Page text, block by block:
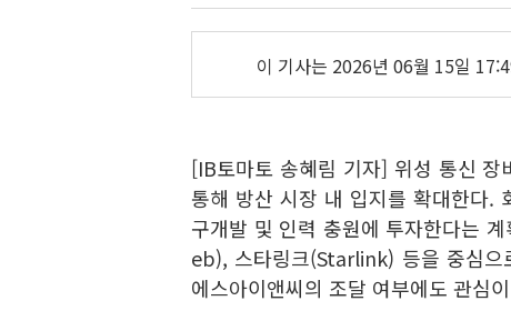
이 기사는 2026년 06월 15일
[IB토마토 송혜림 기자] 위성 통신 장
통해 방산 시장 내 입지를 확대한다.
구개발 및 인력 충원에 투자한다는
eb), 스타링크(Starlink) 등을 중심으
에스아이앤씨의 조달 여부에도 관심